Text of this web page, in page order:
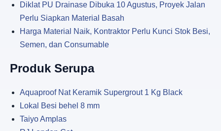
Diklat PU Drainase Dibuka 10 Agustus, Proyek Jalan
Perlu Siapkan Material Basah
Harga Material Naik, Kontraktor Perlu Kunci Stok Besi,
Semen, dan Consumable
Produk Serupa
Aquaproof Nat Keramik Supergrout 1 Kg Black
Lokal Besi behel 8 mm
Taiyo Amplas